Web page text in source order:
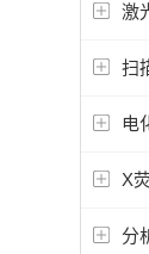
激
扫
电
X
分